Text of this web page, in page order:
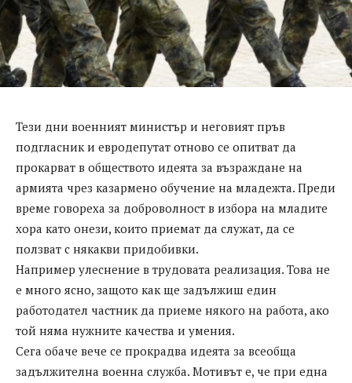
Тези дни военният министър и неговият пръв
подгласник и евродепутат отново се опитват да
прокарват в обществото идеята за възраждане на
армията чрез казармено обучение на младежта. Преди
време говореха за доброволност в избора на младите
хора като онези, които приемат да служат, да се
ползват с някакви придобивки.
Например улеснение в трудовата реализация. Това не
е много ясно, защото как ще задължиш един
работодател частник да приеме някого на работа, ако
той няма нужните качества и умения.
Сега обаче вече се прокрадва идеята за всеобща
задължителна военна служба. Мотивът е, че при една